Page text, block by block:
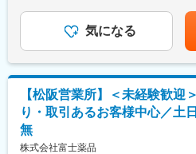
へ訪問をします。
・健康相談、新商品・サービス
※一部、新たに配置薬を置いて
└配置薬は無料でおけるので、お
年収は当社規定に基づき、年齢
給：年1回（4月）＜モデル給与
当＋業績連動給→総支給月額
成や売り上げに対して支払われ
であり、選考を通じて上下する
定手当を含めた表記です。
気になる
【松阪営業所】＜未経験歓迎
り・取引あるお客様中心／土
無
株式会社富士薬品